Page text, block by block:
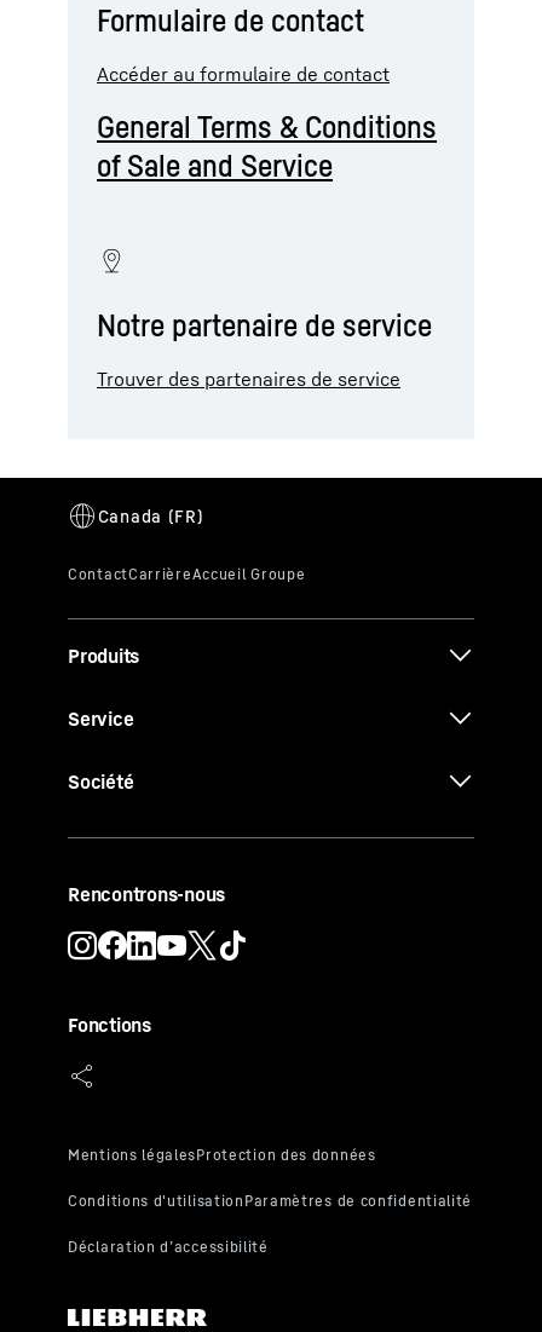
Formulaire de contact
Accéder au formulaire de contact
General Terms & Conditions
of Sale and Service
Notre partenaire de service
Trouver des partenaires de service
Produits
Service
Société
Rencontrons-nous
Fonctions